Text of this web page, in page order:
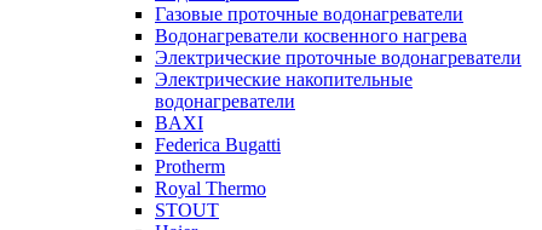
Газовые проточные водонагреватели
Водонагреватели косвенного нагрева
Электрические проточные водонагреватели
Электрические накопительные
водонагреватели
BAXI
Federica Bugatti
Protherm
Royal Thermo
STOUT